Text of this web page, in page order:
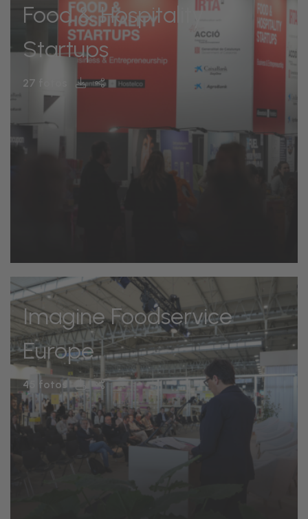
Food & Hospitality
Startups
27 fotos
Imagine Foodservice
Europe
45 fotos